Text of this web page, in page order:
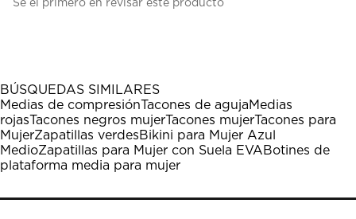
para
1
estrella
Esta
acción
abrirá
el
formulario
envío.
para
estrellas.
Esta
acción
abrirá
el
formulario
envío.
para
estrellas.
Esta
acción
abrirá
el
formulario
envío.
para
estrellas.
Esta
acción
abrirá
el
formulario
envío.
para
estrellas.
Esta
acción
abrirá
el
formulario
envío.
Sé el primero en revisar este producto
BÚSQUEDAS SIMILARES
Medias de compresiónTacones de agujaMedias
rojasTacones negros mujerTacones mujerTacones para
MujerZapatillas verdesBikini para Mujer Azul
MedioZapatillas para Mujer con Suela EVABotines de
plataforma media para mujer